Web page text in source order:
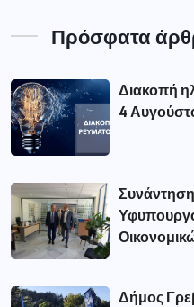
Πρόσφατα
Διακοπή
4
Δήμος